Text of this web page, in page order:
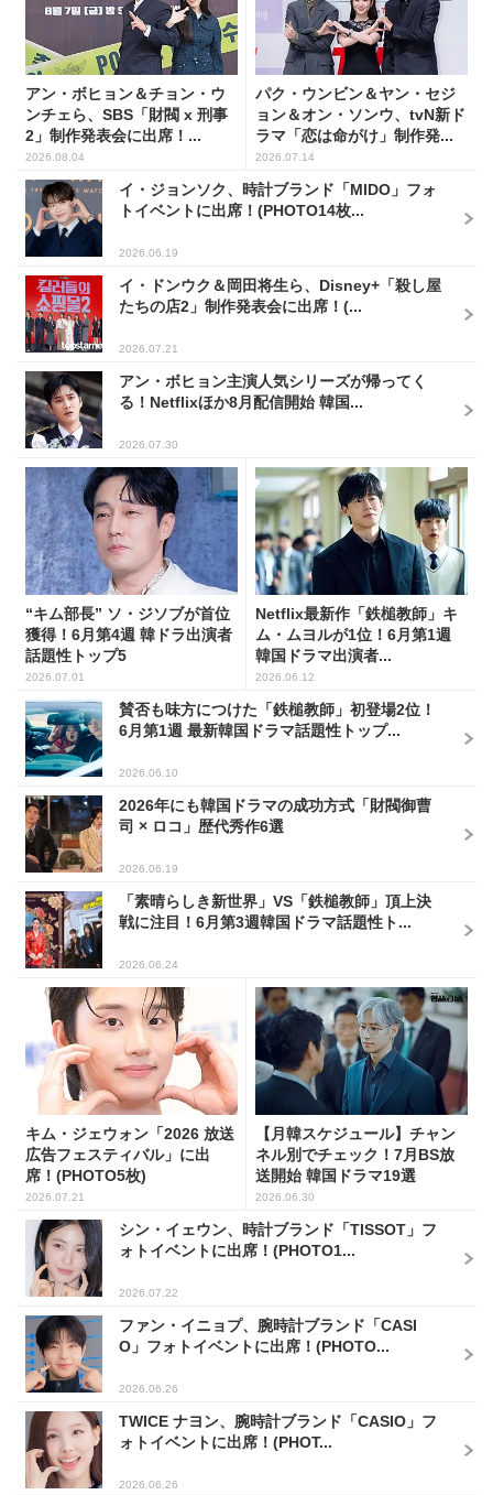
アン・ボヒョン＆チョン・ウ
ンチェら、SBS「財閥 x 刑事
2」制作発表会に出席！...
2026.08.04
パク・ウンビン＆ヤン・セジ
ョン＆オン・ソンウ、tvN新ド
ラマ「恋は命がけ」制作発...
2026.07.14
イ・ジョンソク、時計ブランド「MIDO」フォ
トイベントに出席！(PHOTO14枚...
2026.06.19
イ・ドンウク＆岡田将生ら、Disney+「殺し屋
たちの店2」制作発表会に出席！(...
2026.07.21
アン・ボヒョン主演人気シリーズが帰ってく
る！Netflixほか8月配信開始 韓国...
2026.07.30
“キム部長” ソ・ジソブが首位
獲得！6月第4週 韓ドラ出演者
話題性トップ5
2026.07.01
Netflix最新作「鉄槌教師」キ
ム・ムヨルが1位！6月第1週
韓国ドラマ出演者...
2026.06.12
賛否も味方につけた「鉄槌教師」初登場2位！
6月第1週 最新韓国ドラマ話題性トップ...
2026.06.10
2026年にも韓国ドラマの成功方式「財閥御曹
司 × ロコ」歴代秀作6選
2026.06.19
「素晴らしき新世界」VS「鉄槌教師」頂上決
戦に注目！6月第3週韓国ドラマ話題性ト...
2026.06.24
キム・ジェウォン「2026 放送
広告フェスティバル」に出
席！(PHOTO5枚)
2026.07.21
【月韓スケジュール】チャン
ネル別でチェック！7月BS放
送開始 韓国ドラマ19選
2026.06.30
シン・イェウン、時計ブランド「TISSOT」フ
ォトイベントに出席！(PHOTO1...
2026.07.22
ファン・イニョプ、腕時計ブランド「CASI
O」フォトイベントに出席！(PHOTO...
2026.06.26
TWICE ナヨン、腕時計ブランド「CASIO」フ
ォトイベントに出席！(PHOT...
2026.06.26